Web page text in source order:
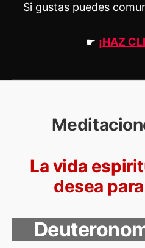
Si gustas puedes
☛ ¡HAZ
La vida
desea